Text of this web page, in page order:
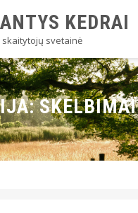
KEDRAI
skaitytojų svetainė
SKELBIMAI